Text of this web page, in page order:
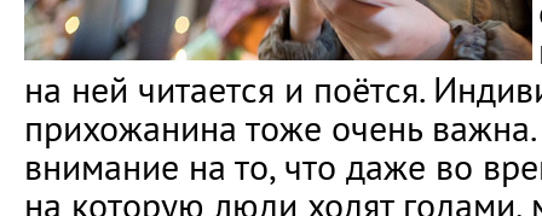
на ней читается и поётся.
прихожанина тоже очень
внимание на то, что даже во
на которую люди ходят годами,